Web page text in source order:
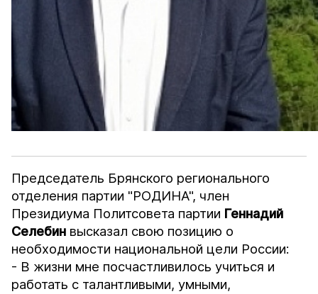
Председатель Брянского регионального
отделения партии "РОДИНА", член
Президиума Политсовета партии Геннадий
Селебин высказал свою позицию о
необходимости национальной цели России:
- В жизни мне посчастливилось учиться и
работать с талантливыми, умными,